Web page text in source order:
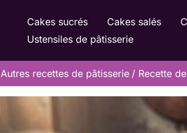
Cakes sucrés Cakes salés
Ustensiles de pâtisserie
Autres recettes de pâtisserie Recette